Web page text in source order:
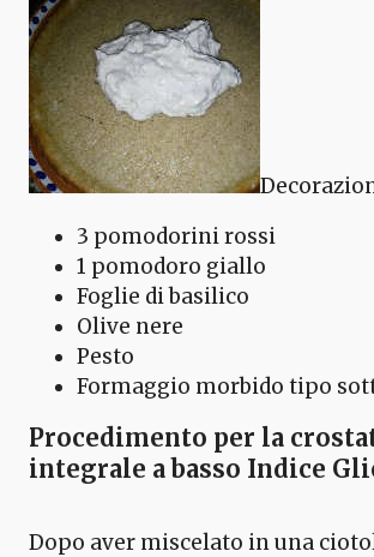
3 pomodorini rossi
1 pomodoro giallo
Foglie di basilico
Olive nere
Pesto
Formaggio morbido tipo
Procedimento per la
integrale a basso Indice
Dopo aver miscelato in una